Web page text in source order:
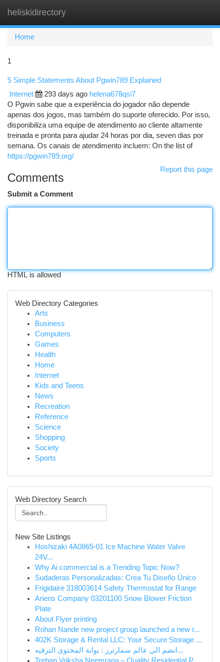
heliskidirectory
Home
1
5 Simple Statements About Pgwin789 Explained
Internet 293 days ago helena678qsi7
O Pgwin sabe que a experiência do jogador não depende
apenas dos jogos, mas também do suporte oferecido. Por isso,
disponibiliza uma equipe de atendimento ao cliente altamente
treinada e pronta para ajudar 24 horas por dia, seven dias por
semana. Os canais de atendimento incluem: On the list of
https://pgwin789.org/
Report this page
Comments
Submit a Comment
HTML is allowed
Web Directory Categories
Arts
Business
Computers
Games
Health
Home
Internet
Kids and Teens
News
Recreation
Reference
Science
Shopping
Society
Sports
Web Directory Search
New Site Listings
Hoshizaki 4A0865-01 Ice Machine Water Valve
24V...
Why Ai commercial is a Trending Topic Now?
Sudaderas Personalizadas: Crea Tu Diseño Único
Frigidaire 318003614 Safety Thermostat for Range
Ariens Company 03201100 Snow Blower Friction
Plate
About Flyer printing
Rohan Nande new project group launched a new r...
402K Storage & Rental LLC: Your Secure Storage ...
انضم الى عالم سمارترز : بوابة المحتوى الترفيه...